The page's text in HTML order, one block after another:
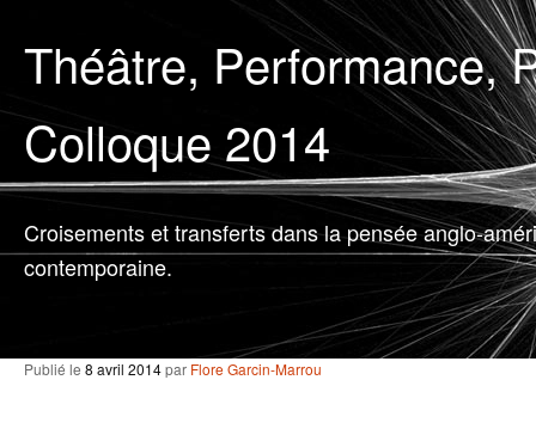
Théâtre, Performance,
Colloque 2014
Croisements et transferts dans la pensée anglo-
contemporaine.
Publié le 8 avril 2014par Flore Garcin-Marrou